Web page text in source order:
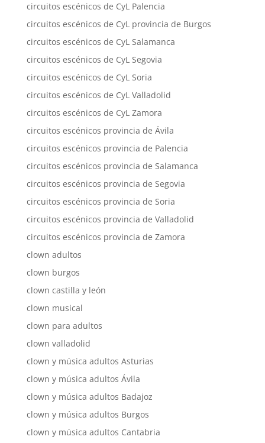
circuitos escénicos de CyL Palencia
circuitos escénicos de CyL provincia de Burgos
circuitos escénicos de CyL Salamanca
circuitos escénicos de CyL Segovia
circuitos escénicos de CyL Soria
circuitos escénicos de CyL Valladolid
circuitos escénicos de CyL Zamora
circuitos escénicos provincia de Ávila
circuitos escénicos provincia de Palencia
circuitos escénicos provincia de Salamanca
circuitos escénicos provincia de Segovia
circuitos escénicos provincia de Soria
circuitos escénicos provincia de Valladolid
circuitos escénicos provincia de Zamora
clown adultos
clown burgos
clown castilla y león
clown musical
clown para adultos
clown valladolid
clown y música adultos Asturias
clown y música adultos Ávila
clown y música adultos Badajoz
clown y música adultos Burgos
clown y música adultos Cantabria